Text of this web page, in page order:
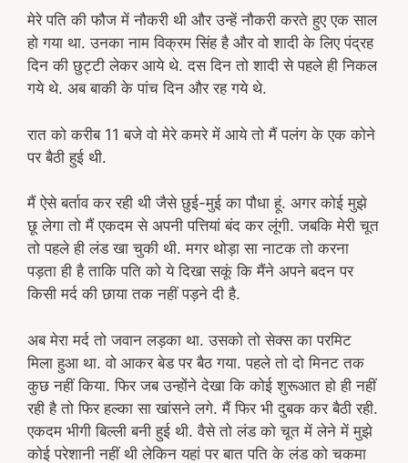
मेरे पति की फौज में नौकरी थी और उन्हें नौकरी करते हुए एक साल
हो गया था. उनका नाम विक्रम सिंह है और वो शादी के लिए पंद्रह
दिन की छुट्टी लेकर आये थे. दस दिन तो शादी से पहले ही निकल
गये थे. अब बाकी के पांच दिन और रह गये थे.
रात को करीब 11 बजे वो मेरे कमरे में आये तो मैं पलंग के एक कोने
पर बैठी हुई थी.
मैं ऐसे बर्ताव कर रही थी जैसे छुई-मुई का पौधा हूं. अगर कोई मुझे
छू लेगा तो मैं एकदम से अपनी पत्तियां बंद कर लूंगी. जबकि मेरी चूत
तो पहले ही लंड खा चुकी थी. मगर थोड़ा सा नाटक तो करना
पड़ता ही है ताकि पति को ये दिखा सकूं कि मैंने अपने बदन पर
किसी मर्द की छाया तक नहीं पड़ने दी है.
अब मेरा मर्द तो जवान लड़का था. उसको तो सेक्स का परमिट
मिला हुआ था. वो आकर बेड पर बैठ गया. पहले तो दो मिनट तक
कुछ नहीं किया. फिर जब उन्होंने देखा कि कोई शुरूआत हो ही नहीं
रही है तो फिर हल्का सा खांसने लगे. मैं फिर भी दुबक कर बैठी रही.
एकदम भीगी बिल्ली बनी हुई थी. वैसे तो लंड को चूत में लेने में मुझे
कोई परेशानी नहीं थी लेकिन यहां पर बात पति के लंड को चकमा